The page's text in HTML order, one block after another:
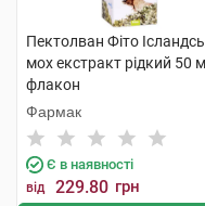
Пектолван Фіто
мох екстракт рідкий 50
флакон
Фармак
Є в наявності
від 229.80 грн